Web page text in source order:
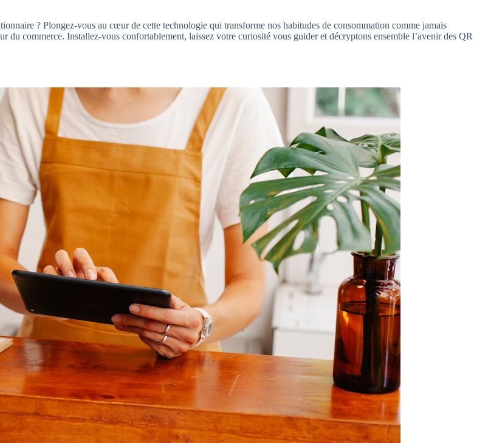
? Plongez-vous au cœur de cette technologie qui transforme nos habitudes de consommation comme jamais
commerce. Installez-vous confortablement, laissez votre curiosité vous guider et décryptons ensemble l’avenir des QR